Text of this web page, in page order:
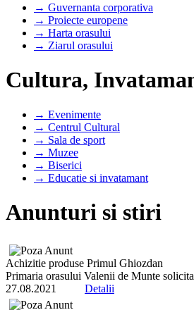
→ Guvernanta corporativa
→ Proiecte europene
→ Harta orasului
→ Ziarul orasului
Cultura,
→ Evenimente
→ Centrul Cultural
→ Sala de sport
→ Muzee
→ Biserici
→ Educatie si invatamant
Anunturi si stiri
Achizitie produse Primul Ghiozdan
Primaria orasului Valenii de Munte
27.08.2021 Detalii